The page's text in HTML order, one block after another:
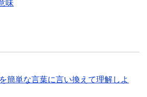
味
簡単な言葉に言い換えて理解しよ